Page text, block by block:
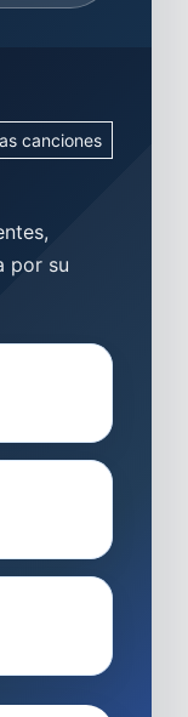
canciones
por su